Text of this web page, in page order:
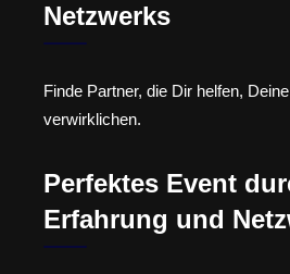
Netzwerks
Finde Partner, die Dir helfen,
verwirklichen.
Perfektes Event
Erfahrung und